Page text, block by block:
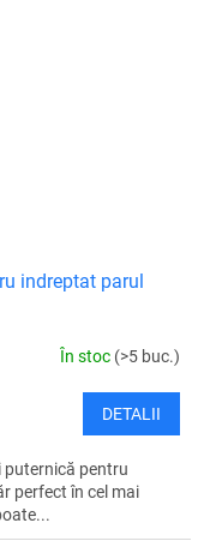
indreptat parul
În stoc (>5 buc.)
DETALII
puternică pentru
perfect în cel mai